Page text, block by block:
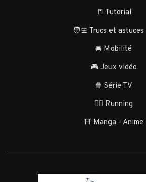
📒 Tutorial
🧑‍💻 Trucs et astuces
🚘 Mobilité
🎮 Jeux vidéo
🍿 Série TV
🏃‍♂️ Running
⛩️ Manga - Anime